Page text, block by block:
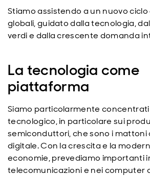
Stiamo assistendo a un nuovo
globali, guidato dalla tecnologia,
verdi e dalla crescente domanda
La tecnologia come
piattaforma
Siamo particolarmente
tecnologico, in particolare sui
semiconduttori, che sono i mattoni
digitale. Con la crescita e la
economie, prevediamo importanti
telecomunicazioni e nei computer